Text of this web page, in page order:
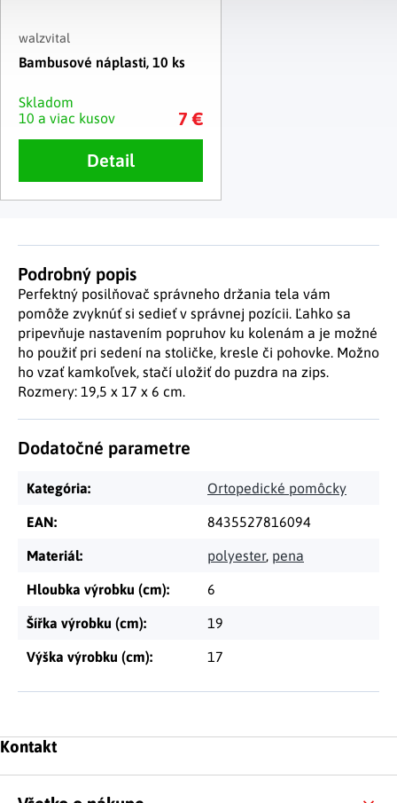
walzvital
Bambusové náplasti, 10 ks
Skladom
10 a viac kusov
7 €
Detail
Podrobný popis
Perfektný posilňovač správneho držania tela vám
pomôže zvyknúť si sedieť v správnej pozícii. Ľahko sa
pripevňuje nastavením popruhov ku kolenám a je možné
ho použiť pri sedení na stoličke, kresle či pohovke. Možno
ho vzať kamkoľvek, stačí uložiť do puzdra na zips.
Rozmery: 19,5 x 17 x 6 cm.
Dodatočné parametre
Kategória: Ortopedické pomôcky
EAN: 8435527816094
Materiál: polyester, pena
Hloubka výrobku (cm): 6
Šířka výrobku (cm): 19
Výška výrobku (cm): 17
Zápätie
Kontakt